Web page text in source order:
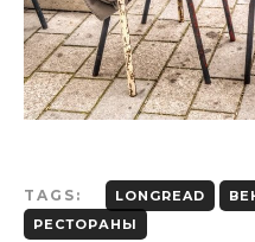
TAGS: LONGREAD
РЕСТОРАНЫ